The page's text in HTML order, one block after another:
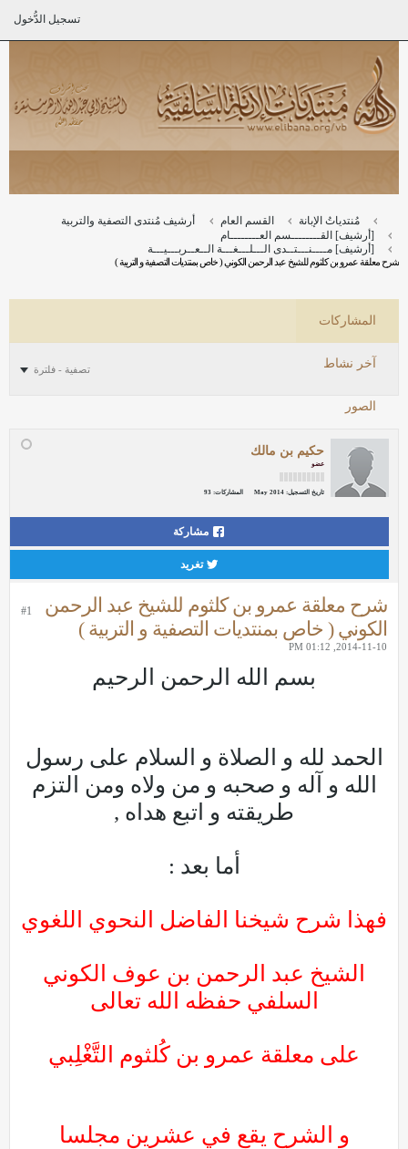
تسجيل الدُّخول
مُنتدياتُ الإبانة القسم العام
أرشيف مُنتدى التصفية والتربية
[أرشيف] القــــــــسم العــــــــام
[أرشيف] مــــنـــتــدى الـــلـــغـــة الــعــربـــيـــة
شرح معلقة عمرو بن كلثوم للشيخ عبد الرحمن الكوني ( خاص بمنتديات التصفية و التربية )
المشاركات
آخر نشاط
الصور
تصفية - فلترة
حكيم بن مالك
عضو
تاريخ التسجيل: May 2014 المشاركات: 93
مشاركة
تغريد
#1
شرح معلقة عمرو بن كلثوم للشيخ عبد الرحمن
الكوني ( خاص بمنتديات التصفية و التربية )
2014-11-10, 01:12 PM
بسم الله الرحمن الرحيم
الحمد لله و الصلاة و السلام على رسول
الله و آله و صحبه و من ولاه ومن التزم
طريقته و اتبع هداه ,
أما بعد :
فهذا شرح شيخنا الفاضل النحوي اللغوي
الشيخ عبد الرحمن بن عوف الكوني
السلفي حفظه الله تعالى
على معلقة عمرو بن كُلثوم التَّغْلِبي
و الشرح يقع في عشرين مجلسا